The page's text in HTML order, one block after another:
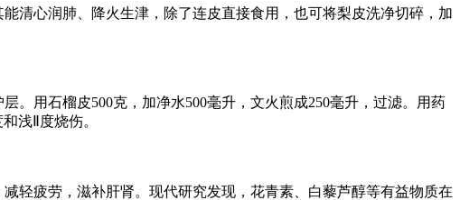
心润肺、降火生津，除了连皮直接食用，也可将梨皮洗净切碎，加
用石榴皮500克，加净水500毫升，文火煎成250毫升，过滤。用药
浅Ⅱ度烧伤。
疲劳，滋补肝肾。现代研究发现，花青素、白藜芦醇等有益物质在